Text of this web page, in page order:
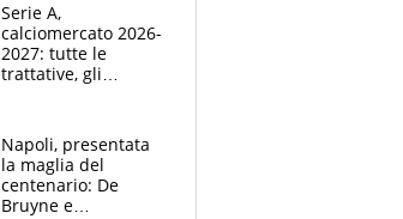
Serie A,
calciomercato 2026-
2027: tutte le
trattative, gli
colpi delle big
Napoli, presentata
la maglia del
centenario: De
Bruyne e